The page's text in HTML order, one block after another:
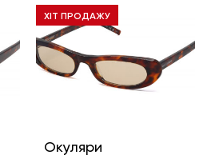
ХІТ ПРОДАЖУ
Окуляри